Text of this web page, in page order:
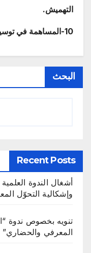
التهميش.
10-المساهمة في توسيع المعارف العالمية باللغة العربية.
البحث
Recent Posts
أشغال الندوة
وإشكالية التحوّل
تنويه بخصوص ندوة
المعرفي والحضاري”